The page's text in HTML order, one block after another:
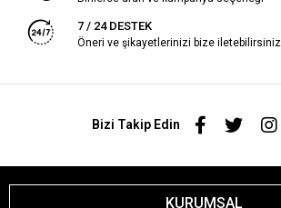
7 / 24 DESTEK
Öneri ve şikayetlerinizi bize iletebilirsiniz.
Bizi Takip Edin
KURUMSAL